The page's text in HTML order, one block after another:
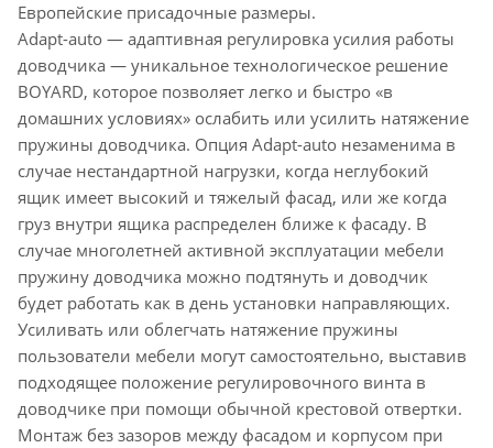
Европейские присадочные размеры.
Adapt-auto — адаптивная регулировка усилия работы
доводчика — уникальное технологическое решение
BOYARD, которое позволяет легко и быстро «в
домашних условиях» ослабить или усилить натяжение
пружины доводчика. Опция Adapt-auto незаменима в
случае нестандартной нагрузки, когда неглубокий
ящик имеет высокий и тяжелый фасад, или же когда
груз внутри ящика распределен ближе к фасаду. В
случае многолетней активной эксплуатации мебели
пружину доводчика можно подтянуть и доводчик
будет работать как в день установки направляющих.
Усиливать или облегчать натяжение пружины
пользователи мебели могут самостоятельно, выставив
подходящее положение регулировочного винта в
доводчике при помощи обычной крестовой отвертки.
Монтаж без зазоров между фасадом и корпусом при